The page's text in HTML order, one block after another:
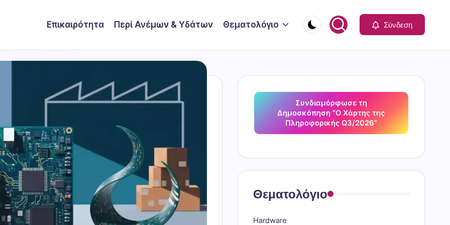
Επικαιρότητα Περί Ανέμων & Υδάτων Θεματολόγιο Σύνδεση
Συνδιαμόρφωσε τη
Δημοσκόπηση “Ο Χάρτης της
Πληροφορικής Q3/2026”
Θεματολόγιο
Hardware